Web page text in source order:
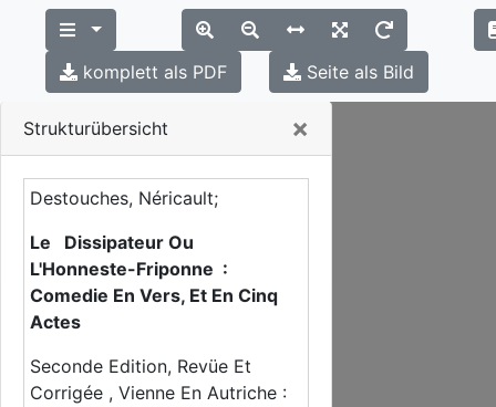
Strukturübersicht ×
Destouches, Néricault;
Le Dissipateur Ou
L'Honneste-Friponne :
Comedie En Vers, Et En Cinq
Actes
Seconde Edition, Revüe Et
Corrigée , Vienne En Autriche :
komplett als PDF Seite als Bild